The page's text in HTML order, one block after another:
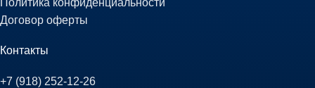
Политика конфиденциальности
Договор оферты
Контакты
+7 (918) 252-12-26